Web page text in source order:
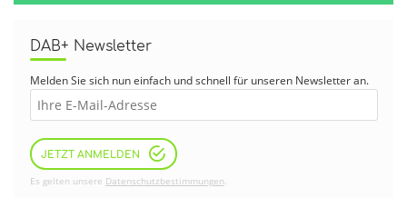
DAB+ Newsletter
Melden Sie sich nun einfach und schnell für unseren Newsletter an.
JETZT ANMELDEN
Es gelten unsere Datenschutzbestimmungen.